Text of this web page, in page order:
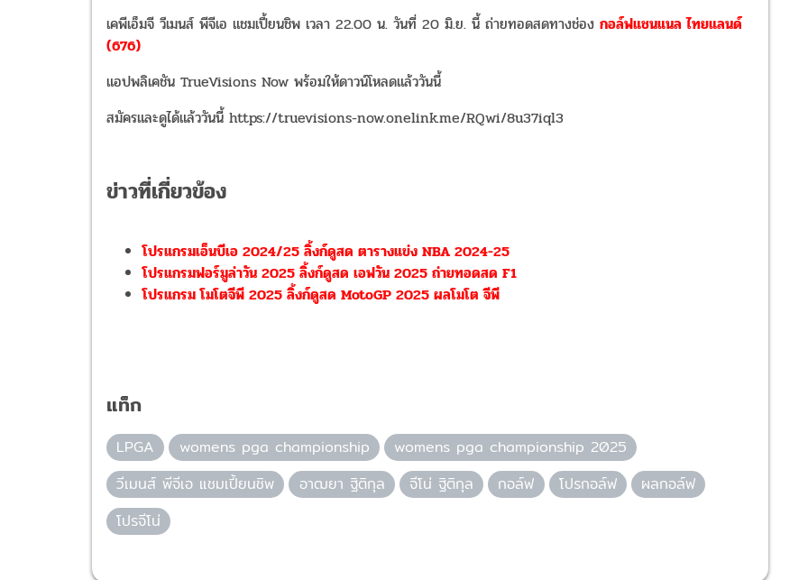
เคพีเอ็มจี วีเมนส์ พีจีเอ แชมเปี้ยนชิพ เวลา 22.00 น. วันที่ 20 มิ.ย. นี้ ถ่ายทอดสดทางช่อง กอล์ฟแชนแนล ไทยแลนด์
(676)
แอปพลิเคชัน TrueVisions Now พร้อมให้ดาวน์โหลดแล้ววันนี้
สมัครและดูได้แล้ววันนี้ https://truevisions-now.onelink.me/RQwi/8u37iql3
ข่าวที่เกี่ยวข้อง
โปรแกรมเอ็นบีเอ 2024/25 ลิ้งก์ดูสด ตารางแข่ง NBA 2024-25
โปรแกรมฟอร์มูล่าวัน 2025 ลิ้งก์ดูสด เอฟวัน 2025 ถ่ายทอดสด F1
โปรแกรม โมโตจีพี 2025 ลิ้งก์ดูสด MotoGP 2025 ผลโมโต จีพี
แท็ก
LPGA womens pga championship
womens pga championship 2025
วีเมนส์ พีจีเอ แชมเปี้ยนชิพ
อาฒยา ฐิติกุล จีโน่ ฐิติกุล กอล์ฟ โปรกอล์ฟ
ผลกอล์ฟ
โปรจีโน่